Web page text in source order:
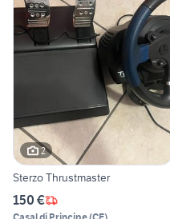
2
Sterzo Thrustmaster
150 €